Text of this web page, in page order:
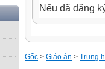
Nếu đã đăng
Gốc > Giáo án > Trung